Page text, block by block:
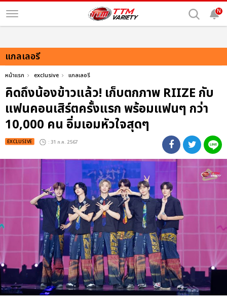
N
แกลเลอรี
หน้าแรก exclusive แกลเลอรี
คิดถึงน้องข้าวแล้ว! เก็บตกภาพ RIIZE กับ
แฟนคอนเสิร์ตครั้งแรก พร้อมแฟนๆ กว่า
10,000 คน อิ่มเอมหัวใจสุดๆ
EXCLUSIVE : 31 ก.ค. 2567